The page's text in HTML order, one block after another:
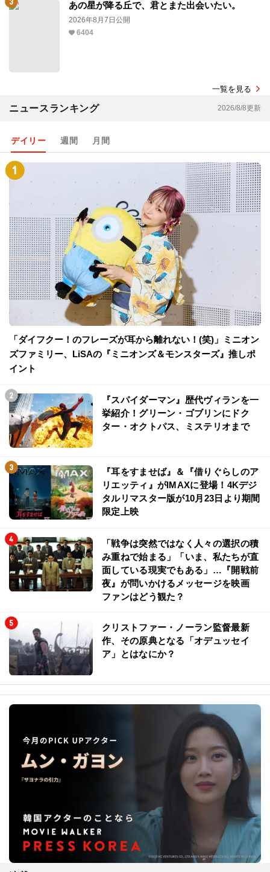
あの星が降る丘で、君とまた出会いたい。
2026年8月7日公開
6404
一覧を見る
ニュースランキング 2026/8/8更新
デイリー 週間 月間
「ダイフクー！のフレーズが耳から離れない！(笑)」ミニオン
ズファミリー、LiSAの『ミニオンズ＆モンスターズ』推しポ
イント
『スパイダーマン』歴代ヴィランを一
挙紹介！グリーン・ゴブリンにドク
ター・オクトパス、ミステリオまで
『耳をすませば』＆『借りぐらしのア
リエッティ』がIMAXに登場！4Kデジ
タルリマスター版が10月23日より期間
限定上映
「戦争は突然ではなく人々の選択の積
み重ねで始まる」「いま、私たちが直
面している現実でもある」…『開戦前
夜』が問いかけるメッセージを映画
ファンはどう観た？
クリストファー・ノーラン監督最新
作、その原典となる「オデュッセイ
ア」とはなにか？